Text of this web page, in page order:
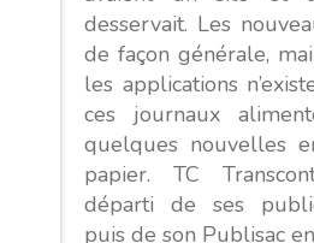
desservait. Les
de façon générale,
les applications
ces journaux
quelques nouvelles
papier. TC
départi de ses
puis de son Publisac